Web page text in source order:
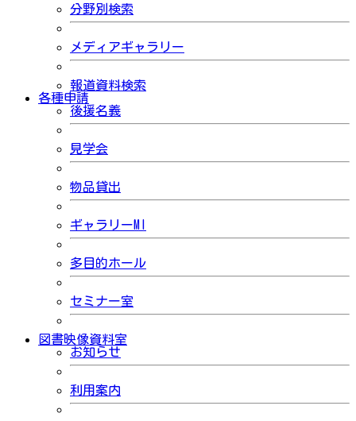
分野別検索
メディアギャラリー
報道資料検索
各種申請
後援名義
見学会
物品貸出
ギャラリーMI
多目的ホール
セミナー室
図書映像資料室
お知らせ
利用案内